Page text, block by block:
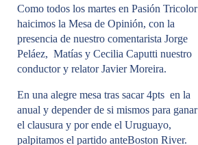
Como todos los martes en Pasión Tricolor
haicimos la Mesa de Opinión, con la
presencia de nuestro comentarista Jorge
Peláez, Matías y Cecilia Caputti nuestro
conductor y relator Javier Moreira.
En una alegre mesa tras sacar 4pts en la
anual y depender de si mismos para ganar
el clausura y por ende el Uruguayo,
palpitamos el partido anteBoston River.